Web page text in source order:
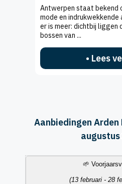
Antwerpen staat bekend
mode en
er is meer: dichtbij liggen
bossen van ...
• Lees
Aanbiedingen Arden
Datum
🌱
(13 februari - 28